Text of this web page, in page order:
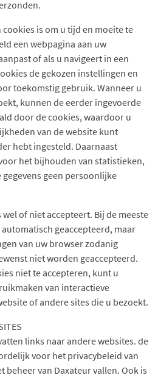
is om u tijd en moeite te
een webpagina aan uw
of als u navigeert in een
de gekozen instellingen en
toekomstig gebruik. Wanneer u
kunnen de eerder ingevoerde
door de cookies, waardoor u
van de website kunt
hebt ingesteld. Daarnaast
het bijhouden van statistieken,
geen persoonlijke
of niet accepteert. Bij de meeste
geaccepteerd, maar
van uw browser zodanig
niet worden geaccepteerd.
niet te accepteren, kunt u
van interactieve
of andere sites die u bezoekt.
links naar andere websites. de
voor het privacybeleid van
beheer van Daxateur​​​​​​​ vallen. Ook is